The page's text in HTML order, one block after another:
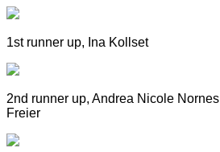
1st runner up, Ina Kollset
2nd runner up, Andrea Nicole Nornes
Freier